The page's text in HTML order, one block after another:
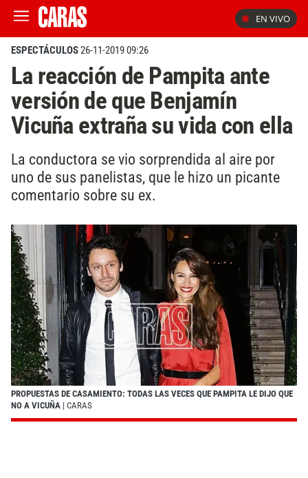
EN VIVO
ESPECTÁCULOS26-11-2019 09:26
La reacción de Pampita ante
versión de que Benjamín
Vicuña extraña su vida con ella
La conductora se vio sorprendida al aire por
uno de sus panelistas, que le hizo un picante
comentario sobre su ex.
PROPUESTAS DE CASAMIENTO: TODAS LAS VECES QUE PAMPITA LE DIJO QUE
NO A VICUÑA | CARAS